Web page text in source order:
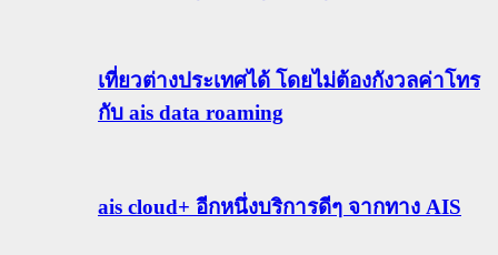
เที่ยวต่างประเทศได้ โดยไม่ต้องกังวลค่าโทร
กับ ais data roaming
ais cloud+ อีกหนึ่งบริการดีๆ จากทาง AIS